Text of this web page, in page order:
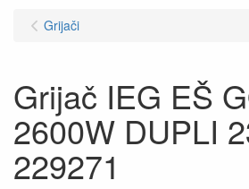
Grijači
Grijač IEG EŠ
2600W DUPLI
229271